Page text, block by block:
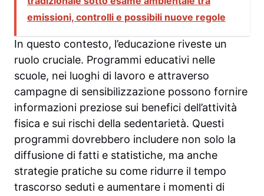
emissioni, controlli e possibili nuove regole
In questo contesto, l’educazione riveste un
ruolo cruciale. Programmi educativi nelle
scuole, nei luoghi di lavoro e attraverso
campagne di sensibilizzazione possono fornire
informazioni preziose sui benefici dell’attività
fisica e sui rischi della sedentarietà. Questi
programmi dovrebbero includere non solo la
diffusione di fatti e statistiche, ma anche
strategie pratiche su come ridurre il tempo
trascorso seduti e aumentare i momenti di